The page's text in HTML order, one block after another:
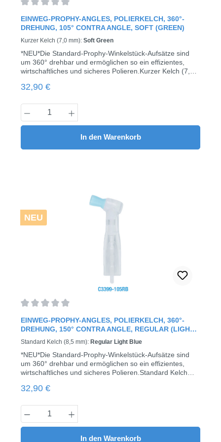
EINWEG-PROPHY-ANGLES, POLIERKELCH, 360°-
DREHUNG, 105° CONTRA ANGLE, SOFT (GREEN)
Kurzer Kelch (7,0 mm): Soft Green
*NEU*Die Standard-Prophy-Winkelstück-Aufsätze sind
um 360° drehbar und ermöglichen so ein effizientes,
wirtschaftliches und sicheres Polieren.Kurzer Kelch (7,0
Vorteile des Standard-Kelchs mit Rippen und Stegen und
Bereiche der Mundhöhle.Erhältlich in 2 verschiedenen
Härtegraden:regular (Lavender)soft (Green)100 Stück /
Pack
Regulärer Preis:
32,90 €
Produkt Anzahl: Gib den gewünschten
In den Warenkorb
NEU
EINWEG-PROPHY-ANGLES, POLIERKELCH, 360°-
DREHUNG, 150° CONTRA ANGLE, REGULAR (LIGHT
BLUE)
Standard Kelch (8,5 mm): Regular Light Blue
*NEU*Die Standard-Prophy-Winkelstück-Aufsätze sind
um 360° drehbar und ermöglichen so ein effizientes,
wirtschaftliches und sicheres Polieren.Standard Kelch
Rippen und Lamellen ausgestattete Kelch gibt die
Verfärbungen zu entfernen.Erhältlich in 2 verschiedenen
Härtegraden:regular (Light Blue)soft (Pink)100 Stück /
Pack
Regulärer Preis:
32,90 €
Produkt Anzahl: Gib den gewünschten
In den Warenkorb